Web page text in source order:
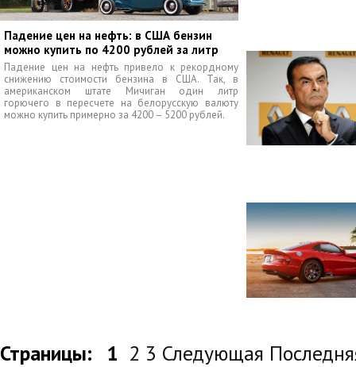
Падение цен на нефть: в США бензин
можно купить по 4200 рублей за литр
Падение цен на нефть привело к рекордному
снижению стоимости бензина в США. Так, в
американском штате Мичиган один литр
горючего в пересчете на белорусскую валюту
можно купить примерно за 4200 – 5200 рублей.
Страницы: 1 2 3 Следующая